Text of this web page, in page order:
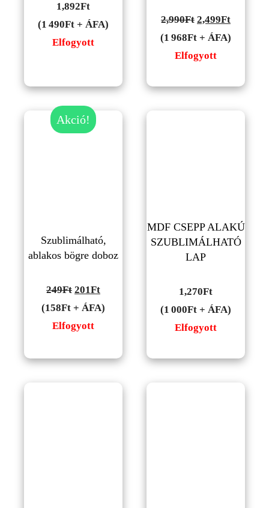
1,892Ft
(1 490Ft + ÁFA)
Elfogyott
2,990Ft Original
price
was:
2,499FtCurrent
price
(1 968Ft + ÁFA)
Elfogyott
Akció!
Szublimálható,
ablakos bögre doboz
249Ft Original
price
was:
201FtCurrent
price
(158Ft + ÁFA)
Elfogyott
MDF CSEPP ALAKÚ
SZUBLIMÁLHATÓ
LAP
1,270Ft
(1 000Ft + ÁFA)
Elfogyott